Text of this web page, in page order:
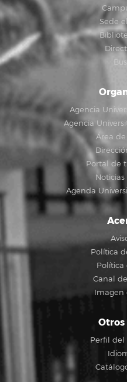
Sede
Agencia
Agencia
Área
Portal de
Agenda
Política
Política
Canal
Imagen
Otros
Perfil